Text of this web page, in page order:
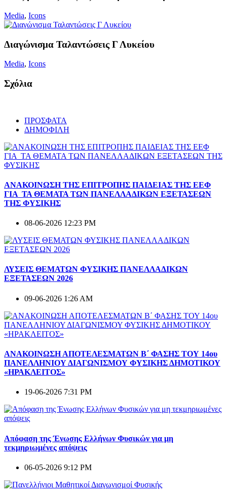
Media, Icons
Διαγώνισμα Ταλαντώσεις Γ Λυκείου
Media, Icons
Σχόλια
ΠΡΟΣΦΑΤΑ
ΔΗΜΟΦΙΛΗ
ΑΝΑΚΟΙΝΩΣΗ ΤΗΣ ΕΠΙΤΡΟΠΗΣ ΠΑΙΔΕΙΑΣ ΤΗΣ ΕΕΦ
ΓΙΑ ΤΑ ΘΕΜΑΤΑ ΤΩΝ ΠΑΝΕΛΛΑΔΙΚΩΝ ΕΞΕΤΑΣΕΩΝ
ΤΗΣ ΦΥΣΙΚΗΣ
08-06-2026 12:23 PM
ΛΥΣΕΙΣ ΘΕΜΑΤΩΝ ΦΥΣΙΚΗΣ ΠΑΝΕΛΛΑΔΙΚΩΝ
ΕΞΕΤΑΣΕΩΝ 2026
09-06-2026 1:26 AM
ΑΝΑΚΟΙΝΩΣΗ ΑΠΟΤΕΛΕΣΜΑΤΩΝ Β΄ ΦΑΣΗΣ ΤΟΥ 14ου
ΠΑΝΕΛΛΗΝΙΟΥ ΔΙΑΓΩΝΙΣΜΟΥ ΦΥΣΙΚΗΣ ΔΗΜΟΤΙΚΟΥ
«ΗΡΑΚΛΕΙΤΟΣ»
19-06-2026 7:31 PM
Απόφαση της Ένωσης Ελλήνων Φυσικών για μη
τεκμηριωμένες απόψεις
06-05-2026 9:12 PM